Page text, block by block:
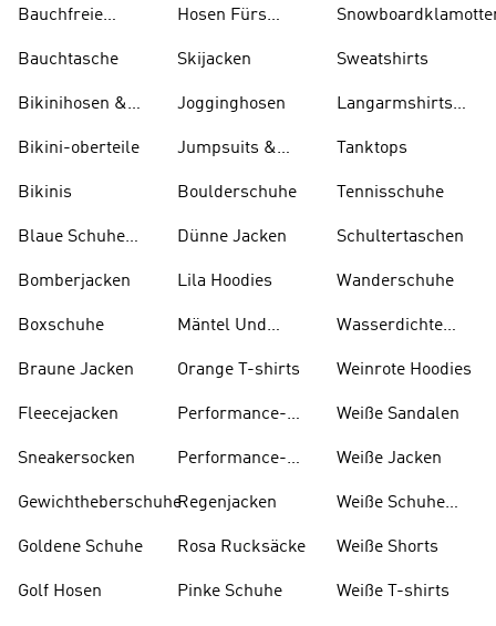
Bauchfreie
Bauchtasche
Bikinihosen &
Bikini-oberteile
Bikinis
Blaue Schuhe
Bomberjacken
Boxschuhe
Braune Jacken
Fleecejacken
Sneakersocken
Gewichtheberschuhe
Goldene Schuhe
Golf Hosen
Hosen Fürs
Skijacken
Jogginghosen
Jumpsuits &
Boulderschuhe
Dünne Jacken
Lila Hoodies
Mäntel Und
Orange T-shirts
Performance-
Performance-
Regenjacken
Rosa Rucksäcke
Pinke Schuhe
Sweatshirts
Langarmshirts
Tanktops
Tennisschuhe
Schultertaschen
Wanderschuhe
Wasserdichte
Weinrote Hoodies
W eiße Sandalen
Weiße Jacken
Weiße Schuhe
Weiße Shorts
Weiße T-shirts